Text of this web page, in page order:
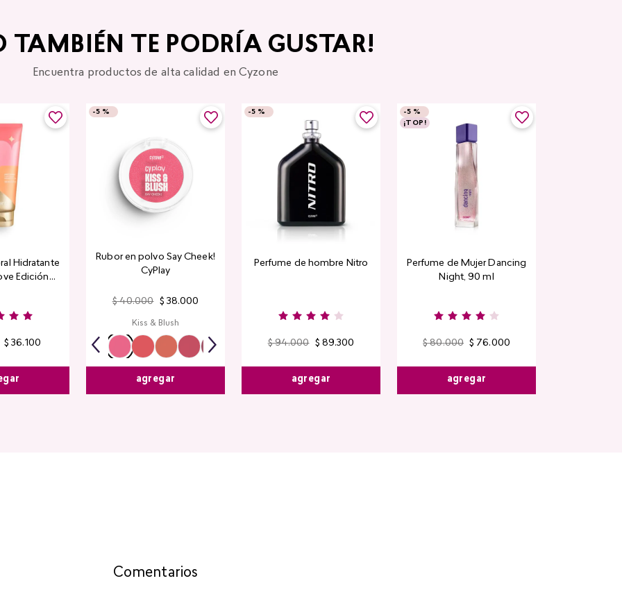
TAMBIÉN TE PODRÍA GUSTAR!
Encuentra productos de alta calidad en Cyzone
Hidratante
Edición
$ 36.100
-5 %
Rubor en polvo Say Cheek!
CyPlay
$ 40.000 $ 38.000
Kiss & Blush
agregar
-5 %
Perfume de hombre Nitro
$ 94.000 $ 89.300
agregar
-5 %
¡TOP!
Perfume de Mujer Dancing
Night, 90 ml
$ 80.000 $ 76.000
agregar
Comentarios